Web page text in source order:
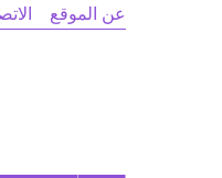
عن الموقع